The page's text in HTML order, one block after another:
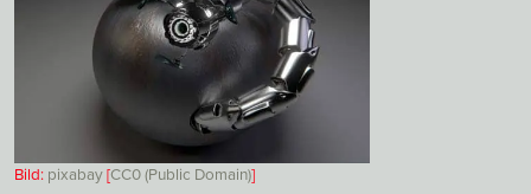
Bild: pixabay[CC0 (Public Domain)]